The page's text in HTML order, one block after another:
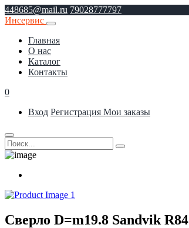
448685@mail.ru 79028777797
Инсервис
Главная
О нас
Каталог
Контакты
0
Вход Регистрация Мои заказы
Сверло D=m19.8 Sandvik